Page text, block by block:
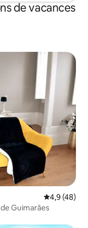
de vacances
Note
4,9 (48)
Guimarães